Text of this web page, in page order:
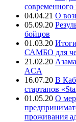
04.04.21 О
05.09.20
бойцов
01.03.20
САМБО для
21.02.20
ACA
16.07.20 В
стартапов
01.05.20 О
проживания